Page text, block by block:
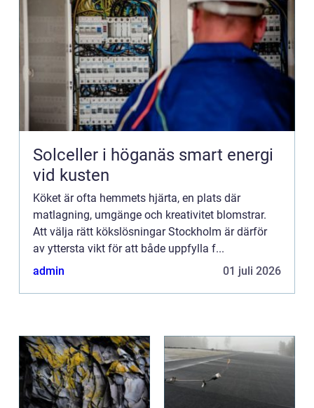
Solceller i höganäs smart energi
vid kusten
Köket är ofta hemmets hjärta, en plats där
matlagning, umgänge och kreativitet blomstrar.
Att välja rätt kökslösningar Stockholm är därför
av yttersta vikt för att både uppfylla f...
admin
01 juli 2026